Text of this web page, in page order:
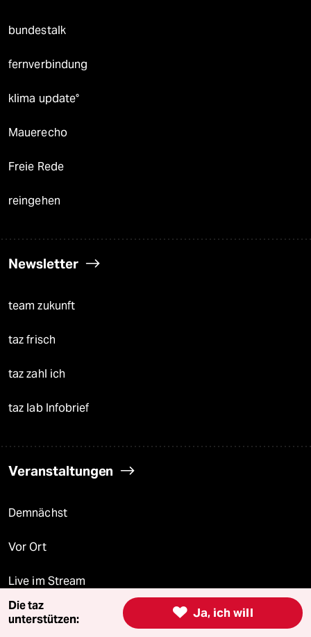
bundestalk
fernverbindung
klima update°
Mauerecho
Freie Rede
reingehen
Newsletter
team zukunft
taz frisch
taz zahl ich
taz lab Infobrief
Veranstaltungen
Demnächst
Vor Ort
Live im Stream
Vergangene  Ja, ich will
Die taz
unterstützen: